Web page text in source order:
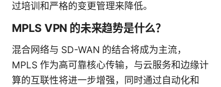
过培训和严格的变更管理来降低。
MPLS VPN 的未来趋势是什么？
混合网络与 SD-WAN 的结合将成为主流，
MPLS 作为高可靠核心传输，与云服务和边缘计
算的互联性将进一步增强，同时通过自动化和